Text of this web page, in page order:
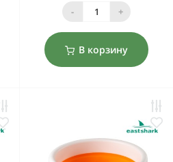
- +
В корзину